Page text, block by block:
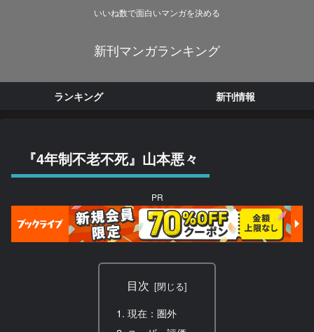
いいね数で面白いマンガを決める
新刊マンガランキング
ランキング 新刊情報
『4年制不老不死』山本悪々
PR
目次
現在：圏外